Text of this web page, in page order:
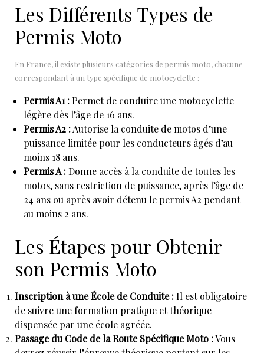
Les Différents Types de
Permis Moto
En France, il existe plusieurs catégories de permis moto, chacune
correspondant à un type spécifique de motocyclette :
Permis A1 : Permet de conduire une motocyclette
légère dès l’âge de 16 ans.
Permis A2 :Autorise la conduite de motos d’une
puissance limitée pour les conducteurs âgés d’au
moins 18 ans.
Permis A :Donne accès à la conduite de toutes les
motos, sans restriction de puissance, après l’âge de
24 ans ou après avoir détenu le permis A2 pendant
au moins 2 ans.
Les Étapes pour Obtenir
son Permis Moto
Inscription à une École de Conduite :Il est obligatoire
de suivre une formation pratique et théorique
dispensée par une école agréée.
Passage du Code de la Route Spécifique Moto :Vous